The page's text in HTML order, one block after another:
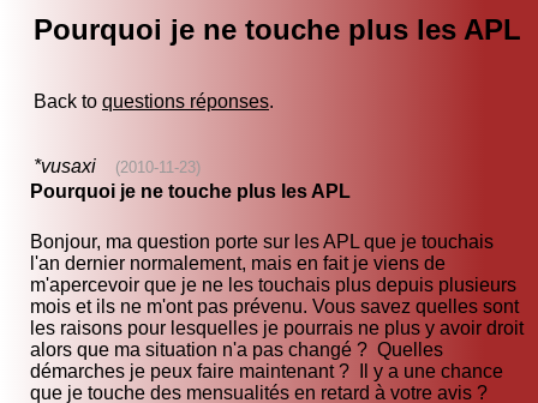
Pourquoi je ne touche plus les APL
Back to questions réponses.
*vusaxi (2010-11-23)
Pourquoi je ne touche plus les APL
Bonjour, ma question porte sur les APL que je touchais
l'an dernier normalement, mais en fait je viens de
m'apercevoir que je ne les touchais plus depuis plusieurs
mois et ils ne m'ont pas prévenu. Vous savez quelles sont
les raisons pour lesquelles je pourrais ne plus y avoir droit
alors que ma situation n'a pas changé ? Quelles
démarches je peux faire maintenant ? Il y a une chance
que je touche des mensualités en retard à votre avis ?